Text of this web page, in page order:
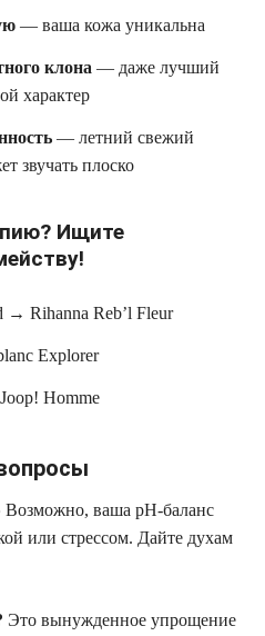
— ваша кожа уникальна
клона — даже лучший
характер
— летний свежий
звучать плоско
Ищите
→ Rihanna Reb’l Fleur
Explorer
Homme
Возможно, ваша pH-баланс
или стрессом. Дайте духам
Это вынужденное упрощение